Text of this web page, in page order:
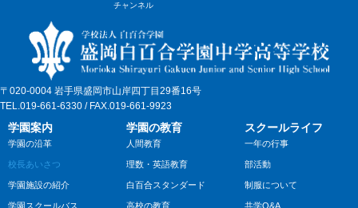
チャンネル
〒020-0004 岩手県盛岡市山岸四丁目29番16号
TEL.019-661-6330 / FAX.019-661-9923
学園案内
学園の沿革
校長あいさつ
学園施設の紹介
学園スクールバス
学園の教育
人間教育
理数・英語教育
白百合スタンダード
高校の教育
スクールライフ
一年の行事
部活動
制服について
共学Q&A